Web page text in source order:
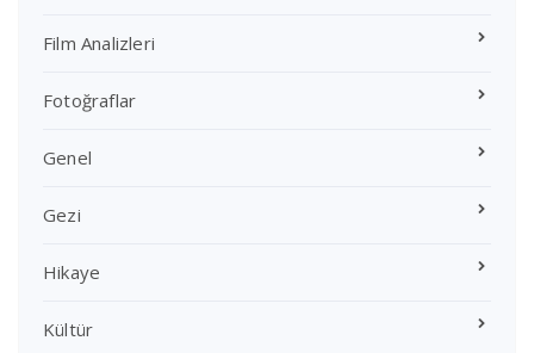
Film Analizleri
Fotoğraflar
Genel
Gezi
Hikaye
Kültür